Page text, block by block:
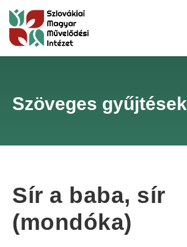
Szöveges gyűjtések
Sír a baba, sír
(mondóka)